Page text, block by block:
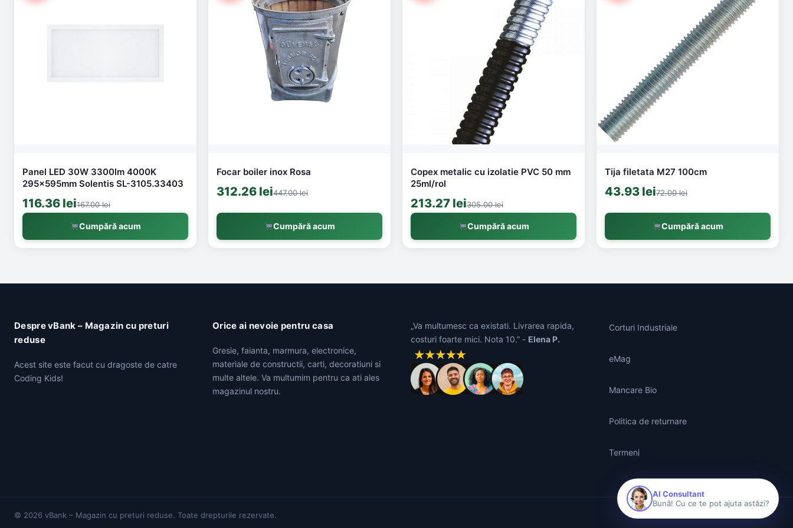
Panel LED 30W 3300lm 4000K
295x595mm Solentis SL-3105.33403
116.36 lei167.00 lei
Cumpără acum
Focar boiler inox Rosa
312.26 lei447.00 lei
Cumpără acum
Copex metalic cu izolatie PVC 50 mm
25ml/rol
213.27 lei305.00 lei
Cumpără acum
Tija filetata M27 100cm
43.93 lei72.00 lei
Cumpără acum
Despre vBank – Magazin cu preturi
reduse
Acest site este facut cu dragoste de catre
Coding Kids!
Orice ai nevoie pentru casa
Gresie, faianta, marmura, electronice,
materiale de constructii, carti, decoratiuni si
multe altele. Va multumim pentru ca ati ales
magazinul nostru.
„Va multumesc ca existati. Livrarea rapida,
costuri foarte mici. Nota 10.” - Elena P.
Corturi Industriale
eMag
Mancare Bio
Politica de returnare
Termeni
© 2026 vBank – Magazin cu preturi reduse. Toate drepturile rezervate.
AI Consultant
Bună! Cu ce te pot ajuta astăzi?